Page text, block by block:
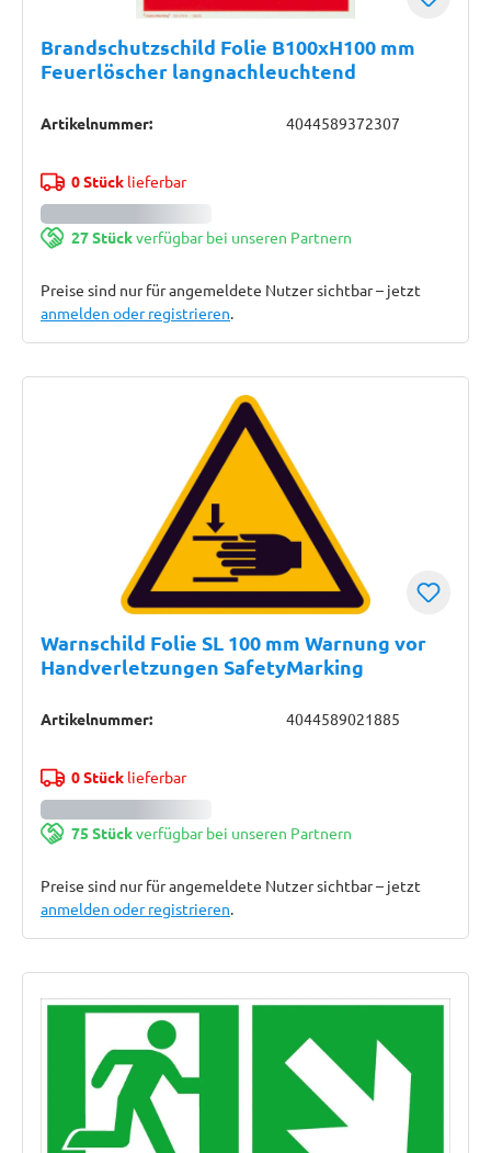
Brandschutzschild Folie B100xH100 mm
Feuerlöscher langnachleuchtend
Artikelnummer: 4044589372307
0 Stücklieferbar
27 Stückverfügbar bei unseren Partnern
Preise sind nur für angemeldete Nutzer sichtbar – jetzt
anmelden oder registrieren.
Warnschild Folie SL 100 mm Warnung vor
Handverletzungen SafetyMarking
Artikelnummer: 4044589021885
0 Stücklieferbar
75 Stückverfügbar bei unseren Partnern
Preise sind nur für angemeldete Nutzer sichtbar – jetzt
anmelden oder registrieren.